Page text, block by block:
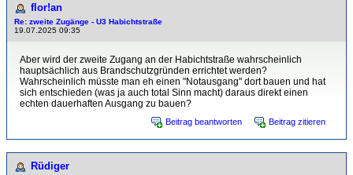
flor!an
Re: zweite Zugänge - U3 Habichtstraße
19.07.2025 09:35
Aber wird der zweite Zugang an der Habichtstraße wahrscheinlich
hauptsächlich aus Brandschutzgründen errichtet werden?
Wahrscheinlich müsste man eh einen "Notausgang" dort bauen und hat
sich entschieden (was ja auch total Sinn macht) daraus direkt einen
echten dauerhaften Ausgang zu bauen?
Beitrag beantworten Beitrag zitieren
Rüdiger